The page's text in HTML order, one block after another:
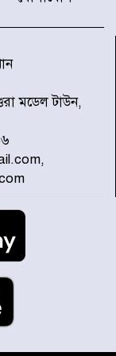
সেক্টর-এ
ঘণ্টায় গ্রেপ্তার
পড়া কচ্ছপ উদ্ধার
কর্মসূচিতে
পিরোজপুর
মডেল টাউন,